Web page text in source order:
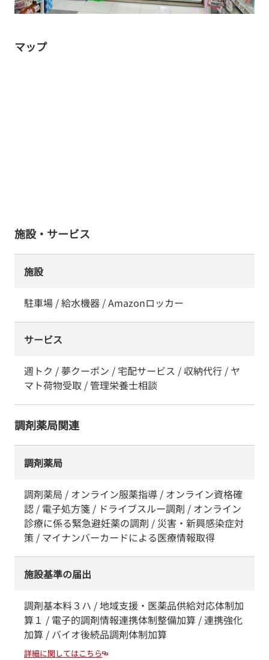
マップ
施設・サービス
施設
駐車場 / 給水機器 / Amazonロッカー
サービス
週トク / 夢クーポン / 宅配サービス / 収納代行 / ヤ
マト荷物受取 / 管理栄養士相談
調剤薬局関連
調剤薬局
調剤薬局 / オンライン服薬指導 / オンライン資格確
認 / 電子処方箋 / ドライブスルー調剤 / オンライン
診療に係る緊急避妊薬の調剤 / 災害・新興感染症対
策 / マイナンバーカードによる医療情報取得
施設基準の届出
調剤基本料３ハ / 地域支援・医薬品供給対応体制加
算１ / 電子的調剤情報連携体制整備加算 / 連携強化
加算 / バイオ後続品調剤体制加算
詳細に関してはこちら